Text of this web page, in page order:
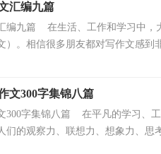
汇编九篇
编九篇 在生活、工作和学习中
）。相信很多朋友都对写作文感到
文300字集锦八篇
300字集锦八篇 在平凡的学习、
们的观察力、联想力、想象力、思